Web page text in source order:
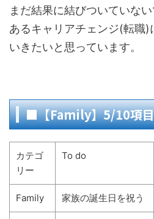
まだ結果に結びついていな
あるキャリアチェンジ(転職
いきたいと思っています。
■【Family】5/10項
カテゴ
リー
To do
Family 家族の誕生日を祝う